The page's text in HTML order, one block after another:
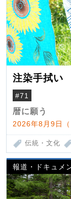
注染手拭い
#71
暦に願う
2026年8月9日
伝統・文化
報道・ドキュメ